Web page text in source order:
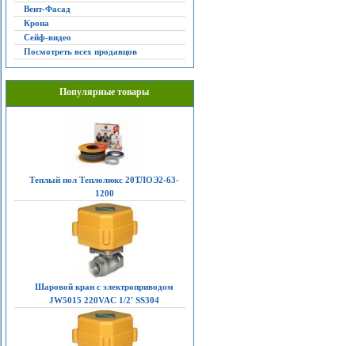
Вент-Фасад
Крона
Сейф-видео
Посмотреть всех продавцов
Популярные товары
Теплый пол Теплолюкс 20ТЛОЭ2-63-
1200
Шаровой кран с электроприводом
JW5015 220VAC 1/2' SS304